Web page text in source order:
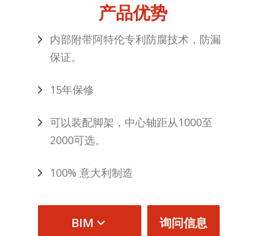
产品优势
内部附带阿特伦专利防腐技术，防漏
保证。
15年保修
可以装配脚架，中心轴距从1000至
2000可选。
100% 意大利制造
询问信息
BIM